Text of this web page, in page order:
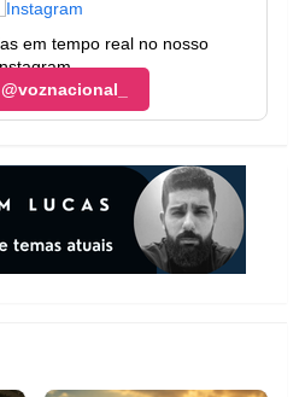
em tempo real no nosso